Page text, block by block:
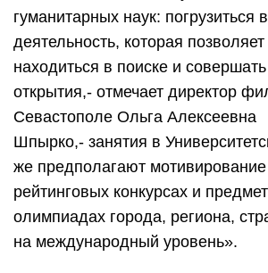
гуманитарных наук: погрузиться
деятельность, которая позволяет
находиться в поиске и совершать
открытия,- отмечает директор
Севастополе Ольга Алексеевна
Шпырко,- занятия в
же предполагают мотивирование
рейтинговых конкурсах и
олимпиадах города, региона,
на международный уровень».